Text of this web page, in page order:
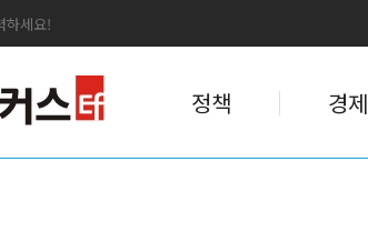
정책 경제